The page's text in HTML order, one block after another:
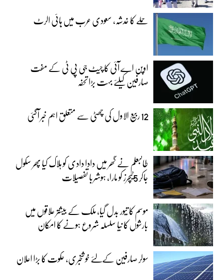
حملے کا خدشہ، سعودی عرب میں ہائی الرٹ
اوپن اے آئی کا چیٹ جی پی ٹی کے مفت
صارفین کیلئے بہت بڑا تحفہ
12 ربیع الاول کی چھٹی سے متعلق اہم خبر آگئی
طالبعلم نے گھر میں دادا دادی کو ہلاک کیا پھر سکول
جاکر 5ٹیچرز کو مارا، ہوشربا تفصیلات
موسم کا تیور بدل گیا، ملک کے بیشتر علاقوں میں
بارشوں کا نیا سلسلہ شروع ہونے کا امکان
سولر صارفین کےلئے خوشخبری، حکوت کا بڑا اعلان